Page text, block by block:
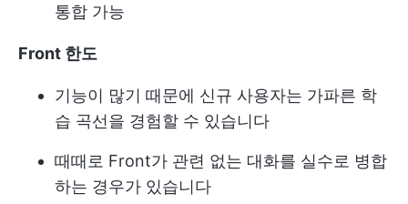
통합 가능
Front 한도
기능이 많기 때문에 신규 사용자는 가파른 학
습 곡선을 경험할 수 있습니다
때때로 Front가 관련 없는 대화를 실수로 병합
하는 경우가 있습니다